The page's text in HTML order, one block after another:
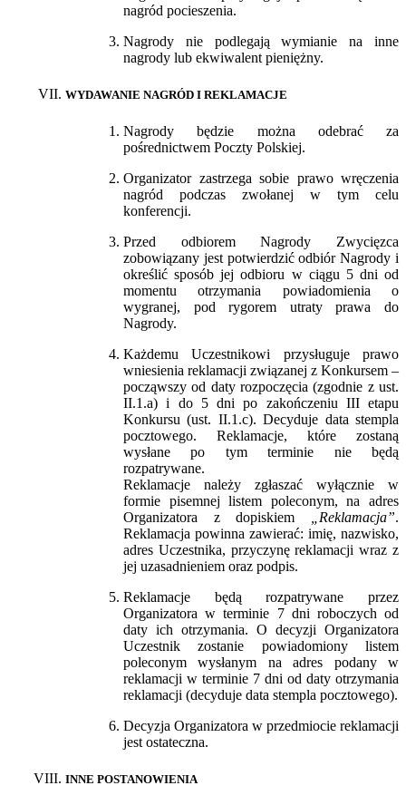
nagród pocieszenia.
Nagrody nie podlegają wymianie na inne
nagrody lub ekwiwalent pieniężny.
WYDAWANIE NAGRÓD I REKLAMACJE
Nagrody będzie można odebrać za
pośrednictwem Poczty Polskiej.
Organizator zastrzega sobie prawo wręczenia
nagród podczas zwołanej w tym celu
konferencji.
Przed odbiorem Nagrody Zwycięzca
zobowiązany jest potwierdzić odbiór Nagrody i
określić sposób jej odbioru w ciągu 5 dni od
momentu otrzymania powiadomienia o
wygranej, pod rygorem utraty prawa do
Nagrody.
Każdemu Uczestnikowi przysługuje prawo
wniesienia reklamacji związanej z Konkursem –
począwszy od daty rozpoczęcia (zgodnie z ust.
II.1.a) i do 5 dni po zakończeniu III etapu
Konkursu (ust. II.1.c). Decyduje data stempla
pocztowego. Reklamacje, które zostaną
wysłane po tym terminie nie będą
rozpatrywane.
Reklamacje należy zgłaszać wyłącznie w
formie pisemnej listem poleconym, na adres
Organizatora z dopiskiem
„Reklamacja”.
Reklamacja powinna zawierać: imię, nazwisko,
adres Uczestnika, przyczynę reklamacji wraz z
jej uzasadnieniem oraz podpis.
Reklamacje będą rozpatrywane przez
Organizatora w terminie 7 dni roboczych od
daty ich otrzymania. O decyzji Organizatora
Uczestnik zostanie powiadomiony listem
poleconym wysłanym na adres podany w
reklamacji w terminie 7 dni od daty otrzymania
reklamacji (decyduje data stempla pocztowego).
Decyzja Organizatora w przedmiocie reklamacji
jest ostateczna.
INNE POSTANOWIENIA